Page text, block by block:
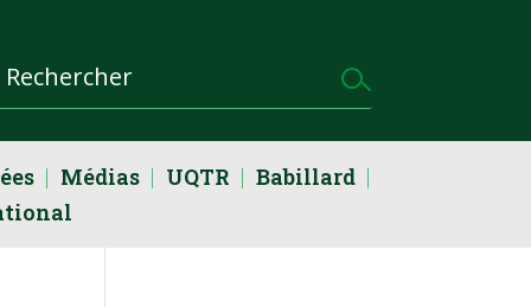
Médias UQTR
Babillard